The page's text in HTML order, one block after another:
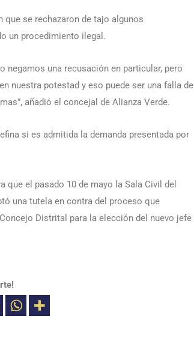
que se rechazaron de tajo algunos
un procedimiento ilegal.
una recusación en particular, pero
nuestra potestad y eso puede ser una falla de
añadió el concejal de Alianza Verde.
si es admitida la demanda presentada por
que el pasado 10 de mayo la Sala Civil del
una tutela en contra del proceso que
Distrital para la elección del nuevo jefe